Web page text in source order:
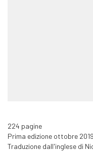
224 pagine
Prima edizione ottobre 2019
Traduzione dall'inglese di